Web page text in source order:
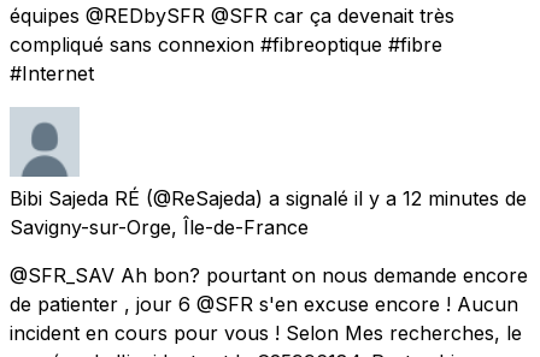
équipes @REDbySFR @SFR car ça devenait très
compliqué sans connexion #fibreoptique #fibre
#Internet
Bibi Sajeda RÉ (@ReSajeda) a signalé il y a 12 minutes de
Savigny-sur-Orge, Île-de-France
@SFR_SAV Ah bon? pourtant on nous demande encore
de patienter , jour 6 @SFR s'en excuse encore ! Aucun
incident en cours pour vous ! Selon Mes recherches, le